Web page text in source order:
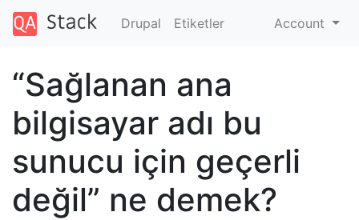
Drupal Etiketler Account
“Sağlanan ana
bilgisayar adı bu
sunucu için geçerli
değil” ne demek?